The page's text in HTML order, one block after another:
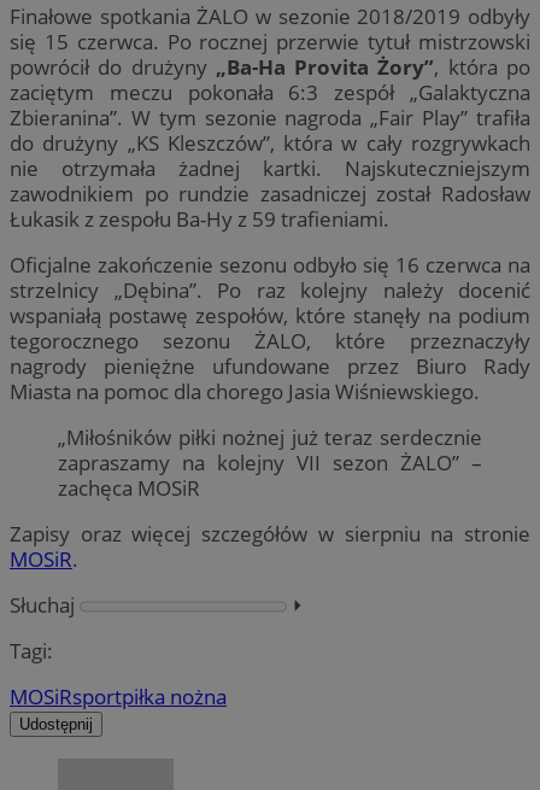
Finałowe spotkania ŻALO w sezonie 2018/2019 odbyły
się 15 czerwca. Po rocznej przerwie tytuł mistrzowski
powrócił do drużyny „Ba-Ha Provita Żory”, która po
zaciętym meczu pokonała 6:3 zespół „Galaktyczna
Zbieranina”. W tym sezonie nagroda „Fair Play” trafiła
do drużyny „KS Kleszczów”, która w cały rozgrywkach
nie otrzymała żadnej kartki. Najskuteczniejszym
zawodnikiem po rundzie zasadniczej został Radosław
Łukasik z zespołu Ba-Hy z 59 trafieniami.
Oficjalne zakończenie sezonu odbyło się 16 czerwca na
strzelnicy „Dębina”. Po raz kolejny należy docenić
wspaniałą postawę zespołów, które stanęły na podium
tegorocznego sezonu ŻALO, które przeznaczyły
nagrody pieniężne ufundowane przez Biuro Rady
Miasta na pomoc dla chorego Jasia Wiśniewskiego.
„Miłośników piłki nożnej już teraz serdecznie
zapraszamy na kolejny VII sezon ŻALO” –
zachęca MOSiR
Zapisy oraz więcej szczegółów w sierpniu na stronie
MOSiR.
Słuchaj
⏵︎
Tagi:
MOSiRsportpiłka nożna
Udostępnij